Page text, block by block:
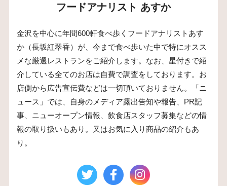
フードアナリスト あすか
金沢を中心に年間600軒食べ歩くフードアナリストあす
か（長坂紅翠香）が、今まで食べ歩いた中で特にオスス
メな厳選レストランをご紹介します。なお、星付きで紹
介している全てのお店は自費で調査をしております。お
店側から広告宣伝費などは一切頂いておりません。「ニ
ュース」では、自身のメディア露出告知や報告、PR記
事、ニューオープン情報、飲食店スタッフ募集などの情
報の取り扱いもあり。又はお気に入り商品の紹介もあ
り。